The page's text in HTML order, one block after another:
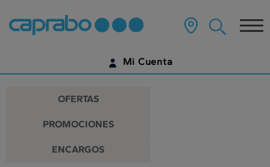
Promociones
y
descuentos
en
nuestros
supermercados
contenido
página
Mi Cuenta
¿AÚN NO TIENES UNA CUENTA DIGITAL?
OFERTAS
PROMOCIONES
ENCARGOS